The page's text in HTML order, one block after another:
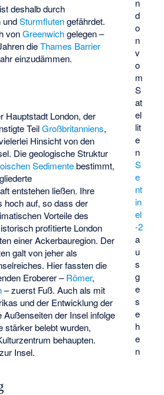
n
d
o
n
v
o
m
S
at
el
lit
e
n
S
e
nt
in
el
-2
a
u
s
g
e
s
e
h
e
n
deshalb durch
undSturmflutengefährdet.
vonGreenwichgelegen –
dieThames Barrier
einzudämmen.
Hauptstadt London, der
TeilGroßbritanniens,
Hinsicht von den
Die geologische Struktur
Sedimentebestimmt,
entstehen ließen. Ihre
hoch auf, so dass der
Vorteile des
profitierte London
einer Ackerbauregion. Der
galt von jeher als
Hier fassten die
Eroberer –Römer,
– zuerst Fuß. Auch als mit
und der Entwicklung der
Außenseiten der Insel infolge
stärker belebt wurden,
behaupten.
Insel.